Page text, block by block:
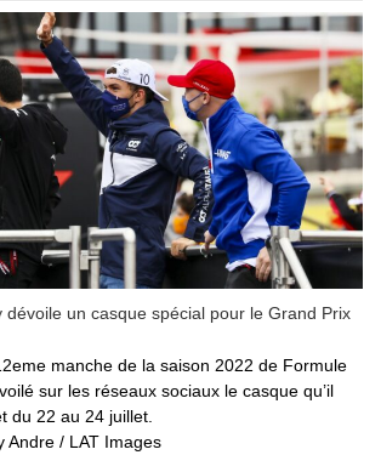
dévoile un casque spécial pour le Grand Prix
manche de la saison 2022 de Formule
sur les réseaux sociaux le casque qu’il
du 22 au 24 juillet.
Andre / LAT Images